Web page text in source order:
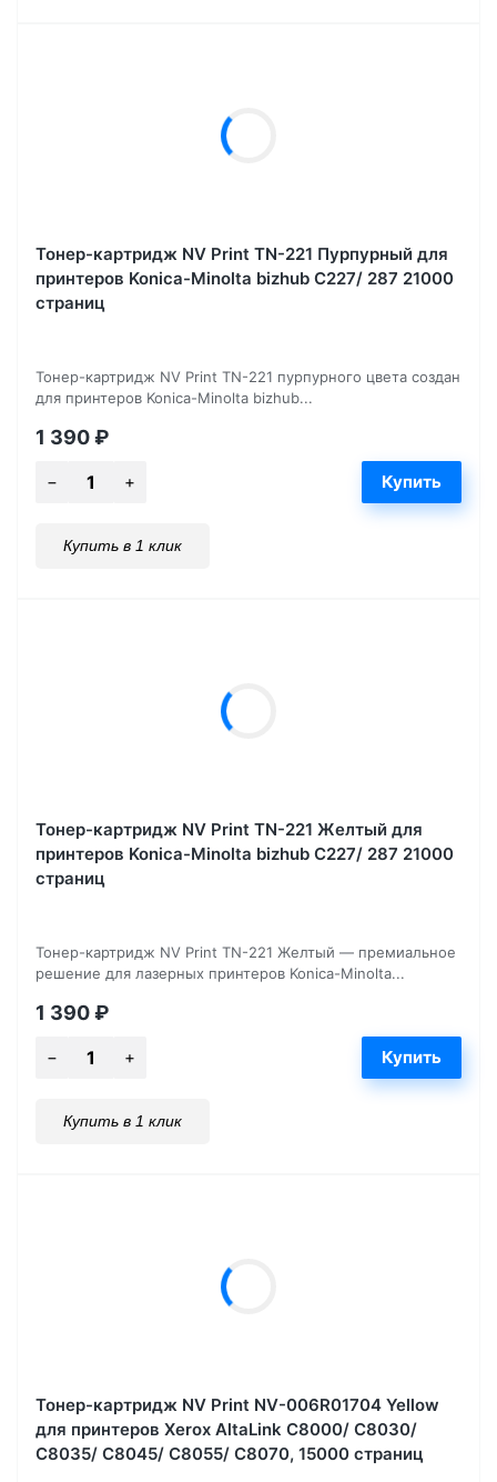
Тонер-картридж NV Print TN-221 Пурпурный для
принтеров Konica-Minolta bizhub C227/ 287 21000
страниц
Тонер-картридж NV Print TN-221 пурпурного цвета создан
для принтеров Konica-Minolta bizhub...
1 390₽
Купить в 1 клик
Тонер-картридж NV Print TN-221 Желтый для
принтеров Konica-Minolta bizhub C227/ 287 21000
страниц
Тонер-картридж NV Print TN-221 Желтый — премиальное
решение для лазерных принтеров Konica-Minolta...
1 390₽
Купить в 1 клик
Тонер-картридж NV Print NV-006R01704 Yellow
для принтеров Xerox AltaLink C8000/ C8030/
C8035/ C8045/ C8055/ C8070, 15000 страниц